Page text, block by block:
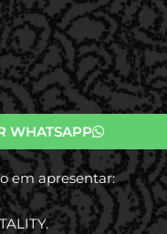
WHATSAPP
em apresentar: